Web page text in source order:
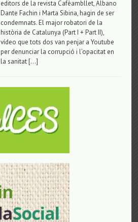
editors de la revista Cafèambllet, Albano
Dante Fachin i Marta Sibina, hagin de ser
condemnats. El major robatori de la
història de Catalunya (Part I + Part II),
vídeo que tots dos van penjar a Youtube
per denunciar la corrupció i l’opacitat en
la sanitat […]